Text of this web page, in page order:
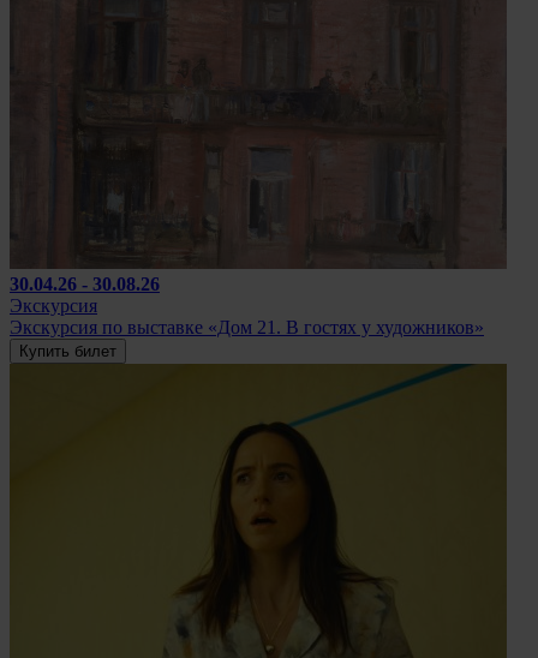
30.04.26 - 30.08.26
Экскурсия
Экскурсия по выставке «Дом 21. В гостях у художников»
Купить билет